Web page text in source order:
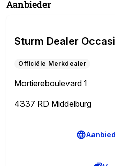
Aanbieder
Sturm Dealer
Officiële Merkdealer
Mortiereboulevard 1
4337 RD Middelburg